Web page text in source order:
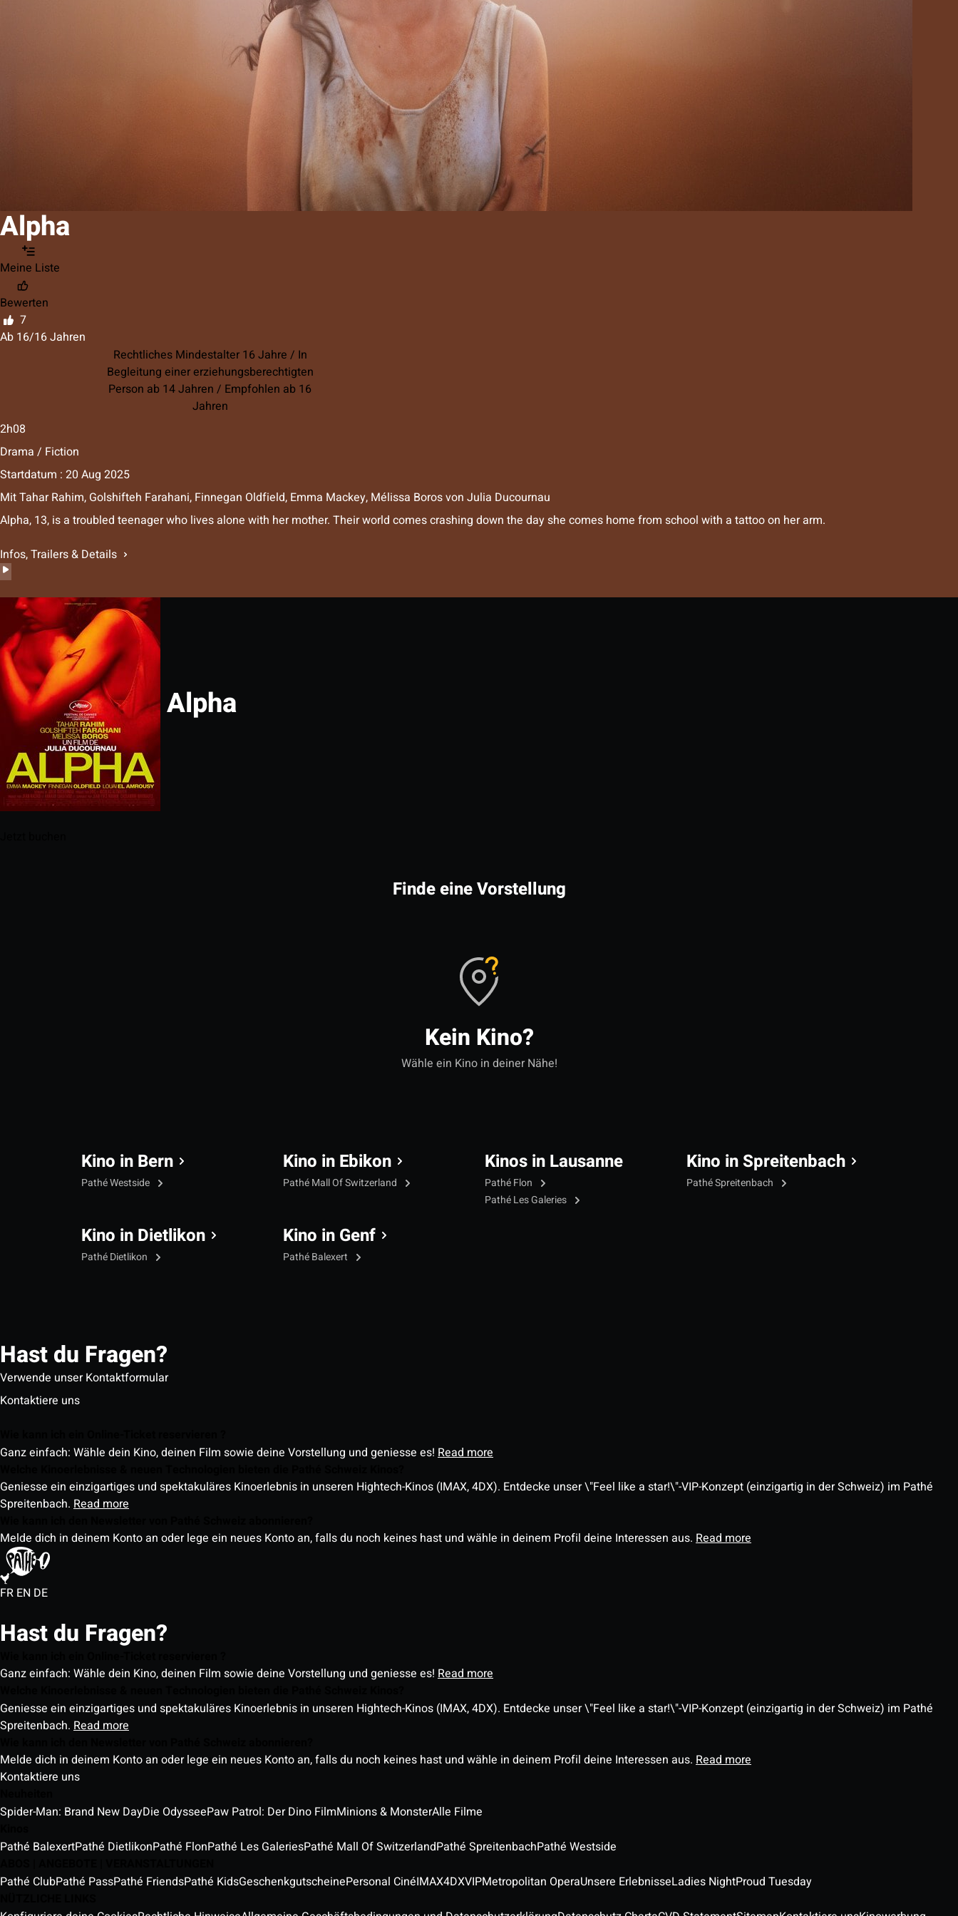
Alpha
Meine Liste
Bewerten
7
Ab 16/16 Jahren
Rechtliches Mindestalter 16 Jahre / In
Begleitung einer erziehungsberechtigten
Person ab 14 Jahren / Empfohlen ab 16
Jahren
2h08
Drama / Fiction
Startdatum : 20 Aug 2025
MitTahar Rahim, Golshifteh Farahani, Finnegan Oldfield, Emma Mackey, Mélissa Borosvon Julia Ducournau
Alpha, 13, is a troubled teenager who lives alone with her mother. Their world comes crashing down the day she comes home from school with a tattoo on her arm.
Infos, Trailers & Details
Alpha
Finde eine Vorstellung
Kein Kino?
Wähle ein Kino in deiner Nähe!
Kino in Bern
Pathé Westside
Kino in Dietlikon
Pathé Dietlikon
Kino in Ebikon
Pathé Mall Of Switzerland
Kino in Genf
Pathé Balexert
Kinos in Lausanne
Pathé Flon
Pathé Les Galeries
Kino in Spreitenbach
Pathé Spreitenbach
Hast du Fragen?
Verwende unser Kontaktformular
Kontaktiere uns
Ganz einfach: Wähle dein Kino, deinen Film sowie deine Vorstellung und geniesse es! Read more
Geniesse ein einzigartiges und spektakuläres Kinoerlebnis in unseren Hightech-Kinos (IMAX, 4DX). Entdecke unser \"Feel like a star!\"-VIP-Konzept (einzigartig in der Schweiz) im Pathé
Spreitenbach. Read more
Melde dich in deinem Konto an oder lege ein neues Konto an, falls du noch keines hast und wähle in deinem Profil deine Interessen aus. Read more
FR EN DE
Hast du Fragen?
Ganz einfach: Wähle dein Kino, deinen Film sowie deine Vorstellung und geniesse es! Read more
Geniesse ein einzigartiges und spektakuläres Kinoerlebnis in unseren Hightech-Kinos (IMAX, 4DX). Entdecke unser \"Feel like a star!\"-VIP-Konzept (einzigartig in der Schweiz) im Pathé
Spreitenbach. Read more
Melde dich in deinem Konto an oder lege ein neues Konto an, falls du noch keines hast und wähle in deinem Profil deine Interessen aus. Read more
Kontaktiere uns
Spider-Man: Brand New DayDie OdysseePaw Patrol: Der Dino FilmMinions & MonsterAlle Filme
Pathé BalexertPathé DietlikonPathé FlonPathé Les GaleriesPathé Mall Of SwitzerlandPathé SpreitenbachPathé Westside
Pathé ClubPathé PassPathé FriendsPathé KidsGeschenkgutscheinePersonal CinéIMAX4DXVIPMetropolitan OperaUnsere ErlebnisseLadies NightProud Tuesday